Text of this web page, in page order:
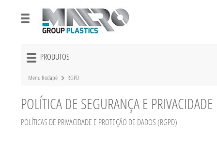
TogglePRODUTOS
Menu Rodapé RGPD
POLÍTICA DE SEGURANÇA E PRIVACIDADE
POLÍTICAS DE PRIVACIDADE E PROTEÇÃO DE DADOS (RGPD)